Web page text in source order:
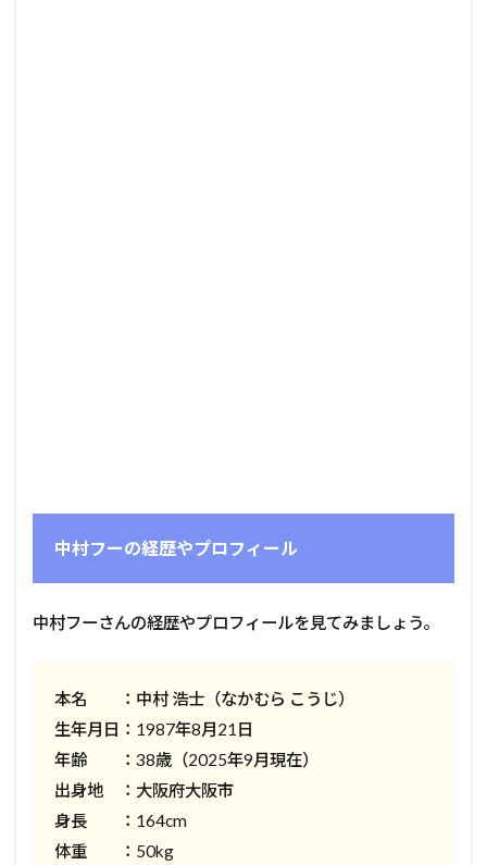
中村フーの経歴やプロフィール
中村フーさんの経歴やプロフィールを見てみましょう。
本名 ：中村 浩士（なかむら こうじ）
生年月日：1987年8月21日
年齢 ：38歳（2025年9月現在）
出身地 ：大阪府大阪市
身長 ：164cm
体重 ：50kg